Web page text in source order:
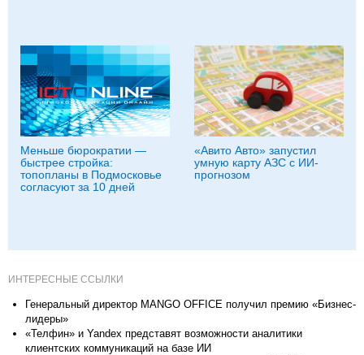
Меньше бюрократии —
быстрее стройка:
топопланы в Подмосковье
согласуют за 10 дней
«Авито Авто» запустил
умную карту АЗС с ИИ-
прогнозом
ИНТЕРЕСНЫЕ ССЫЛКИ
Генеральный директор MANGO OFFICE получил премию «Бизнес-
лидеры»
«Телфин» и Yandex представят возможности аналитики
клиентских коммуникаций на базе ИИ